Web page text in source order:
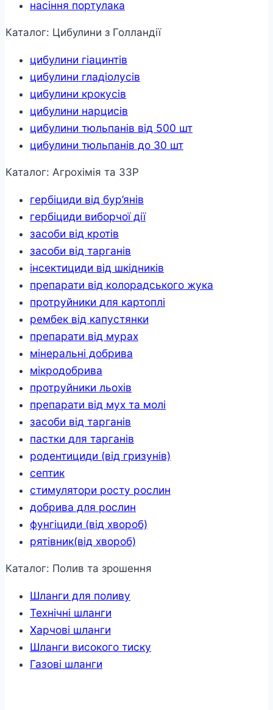
насіння портулака
Каталог: Цибулини з Голландії
цибулини гіацинтів
цибулини гладіолусів
цибулини крокусів
цибулини нарцисів
цибулини тюльпанів від 500 шт
цибулини тюльпанів до 30 шт
Каталог: Агрохімія та ЗЗР
гербіциди від бур’янів
гербіциди виборчої дії
засоби від кротів
засоби від тарганів
інсектициди від шкідників
препарати від колорадського жука
протруйники для картоплі
рембек від капустянки
препарати від мурах
мінеральні добрива
мікродобрива
протруйники льохів
препарати від мух та молі
засоби від тарганів
пастки для тарганів
родентициди (від гризунів)
септик
стимулятори росту рослин
добрива для рослин
фунгіциди (від хвороб)
рятівник(від хвороб)
Каталог: Полив та зрошення
Шланги для поливу
Технічні шланги
Харчові шланги
Шланги високого тиску
Газові шланги